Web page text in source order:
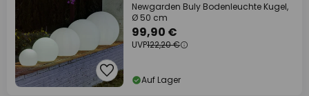
Newgarden Buly Bodenleuchte Kugel,
Ø 50 cm
99,90 €
UVP122,20 €
Auf Lager